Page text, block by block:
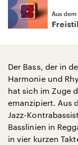
Aus dem
Freistil
Der Bass, der in
Harmonie und
hat sich im Zuge
emanzipiert. Aus
Jazz-
Basslinien in
in vier kurzen